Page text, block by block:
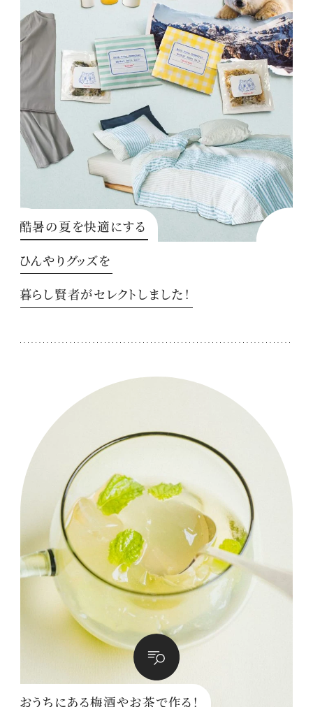
酷暑の夏を快適にする
ひんやりグッズを
暮らし賢者がセレクトしました！
おうちにある梅酒やお茶で作る！